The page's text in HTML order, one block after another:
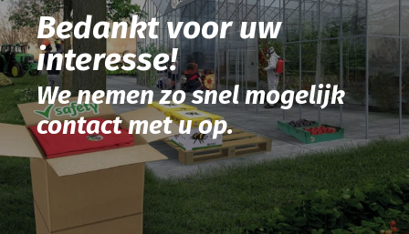
Bedankt voor uw
interesse!
We nemen zo snel mogelijk
contact met u op.